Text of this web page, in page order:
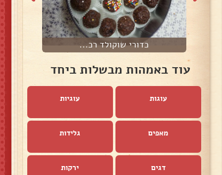
כדורי שוקולד רכ...
עוד באמהות מבשלות ביחד
עוגות עוגיות
מאפים גלידות
דגים ירקות